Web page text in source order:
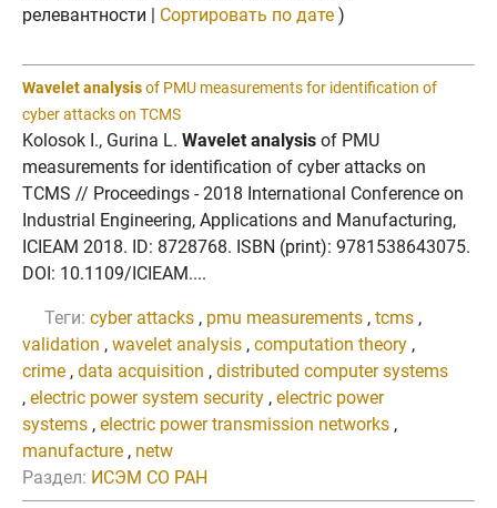
релевантности | Сортировать по дате )
Wavelet analysisof PMU measurements for identification of
cyber attacks on TCMS
Kolosok I., Gurina L. Wavelet analysis of PMU
measurements for identification of cyber attacks on
TCMS // Proceedings - 2018 International Conference on
Industrial Engineering, Applications and Manufacturing,
ICIEAM 2018. ID: 8728768. ISBN (print): 9781538643075.
DOI: 10.1109/ICIEAM....
Теги: cyber attacks , pmu measurements , tcms ,
validation , wavelet analysis , computation theory ,
crime , data acquisition , distributed computer systems
, electric power system security , electric power
systems , electric power transmission networks ,
manufacture , netw
Раздел: ИСЭМ СО РАН